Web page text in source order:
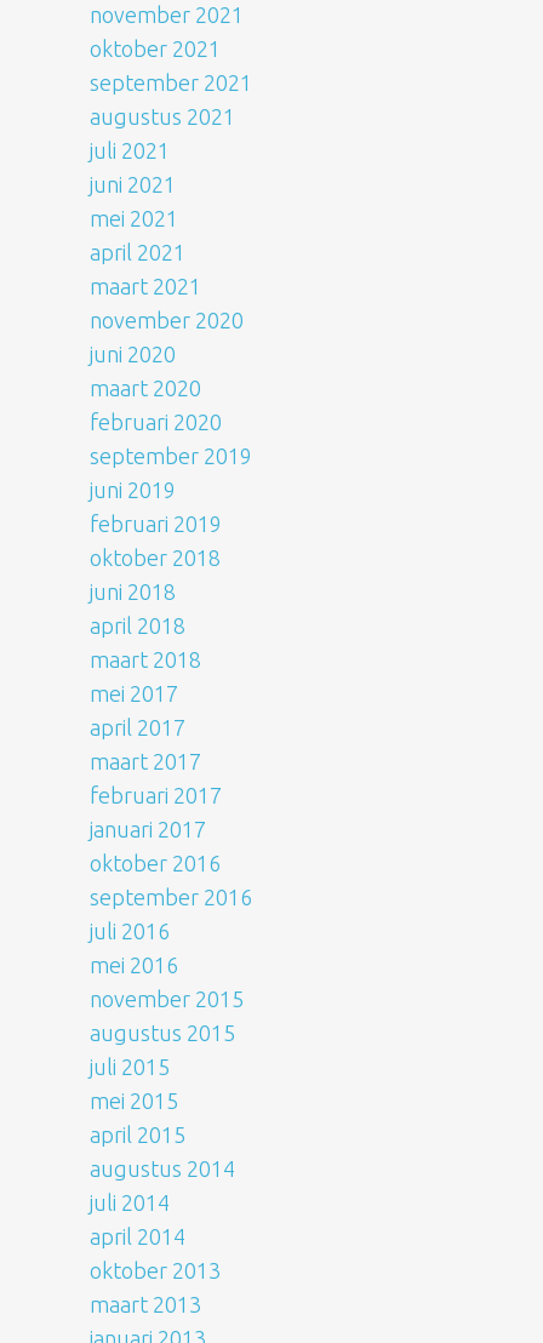
november 2021
oktober 2021
september 2021
augustus 2021
juli 2021
juni 2021
mei 2021
april 2021
maart 2021
november 2020
juni 2020
maart 2020
februari 2020
september 2019
juni 2019
februari 2019
oktober 2018
juni 2018
april 2018
maart 2018
mei 2017
april 2017
maart 2017
februari 2017
januari 2017
oktober 2016
september 2016
juli 2016
mei 2016
november 2015
augustus 2015
juli 2015
mei 2015
april 2015
augustus 2014
juli 2014
april 2014
oktober 2013
maart 2013
januari 2013